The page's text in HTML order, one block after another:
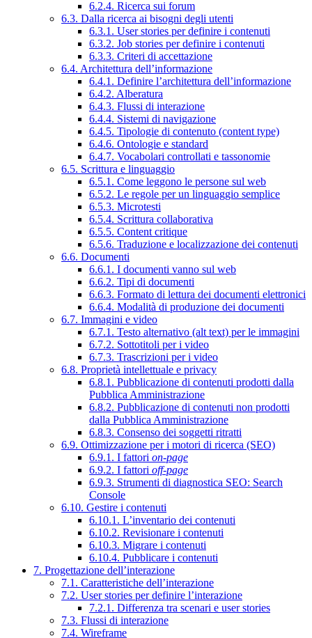
6.2.4. Ricerca sui forum
6.3. Dalla ricerca ai bisogni degli utenti
6.3.1. User stories per definire i contenuti
6.3.2. Job stories per definire i contenuti
6.3.3. Criteri di accettazione
6.4. Architettura dell’informazione
6.4.1. Definire l’architettura dell’informazione
6.4.2. Alberatura
6.4.3. Flussi di interazione
6.4.4. Sistemi di navigazione
6.4.5. Tipologie di contenuto (content type)
6.4.6. Ontologie e standard
6.4.7. Vocabolari controllati e tassonomie
6.5. Scrittura e linguaggio
6.5.1. Come leggono le persone sul web
6.5.2. Le regole per un linguaggio semplice
6.5.3. Microtesti
6.5.4. Scrittura collaborativa
6.5.5. Content critique
6.5.6. Traduzione e localizzazione dei contenuti
6.6. Documenti
6.6.1. I documenti vanno sul web
6.6.2. Tipi di documenti
6.6.3. Formato di lettura dei documenti elettronici
6.6.4. Modalità di produzione dei documenti
6.7. Immagini e video
6.7.1. Testo alternativo (alt text) per le immagini
6.7.2. Sottotitoli per i video
6.7.3. Trascrizioni per i video
6.8. Proprietà intellettuale e privacy
6.8.1. Pubblicazione di contenuti prodotti dalla
Pubblica Amministrazione
6.8.2. Pubblicazione di contenuti non prodotti
dalla Pubblica Amministrazione
6.8.3. Consenso dei soggetti ritratti
6.9. Ottimizzazione per i motori di ricerca (SEO)
6.9.1. I fattori on-page
6.9.2. I fattori off-page
6.9.3. Strumenti di diagnostica SEO: Search
Console
6.10. Gestire i contenuti
6.10.1. L’inventario dei contenuti
6.10.2. Revisionare i contenuti
6.10.3. Migrare i contenuti
6.10.4. Pubblicare i contenuti
7. Progettazione dell’interazione
7.1. Caratteristiche dell’interazione
7.2. User stories per definire l’interazione
7.2.1. Differenza tra scenari e user stories
7.3. Flussi di interazione
7.4. Wireframe